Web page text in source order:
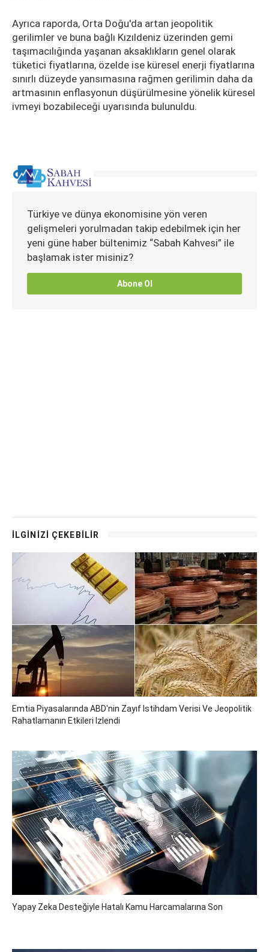
Ayrıca raporda, Orta Doğu'da artan jeopolitik
gerilimler ve buna bağlı Kızıldeniz üzerinden gemi
taşımacılığında yaşanan aksaklıkların genel olarak
tüketici fiyatlarına, özelde ise küresel enerji fiyatlarına
sınırlı düzeyde yansımasına rağmen gerilimin daha da
artmasının enflasyonun düşürülmesine yönelik küresel
ivmeyi bozabileceği uyarısında bulunuldu.
Türkiye ve dünya ekonomisine yön veren
gelişmeleri yorulmadan takip edebilmek için her
yeni güne haber bültenimiz “Sabah Kahvesi” ile
başlamak ister misiniz?
Abone Ol
İLGİNİZİ ÇEKEBİLİR
Emtia Piyasalarında ABD'nin Zayıf Istihdam Verisi Ve Jeopolitik
Rahatlamanın Etkileri Izlendi
Yapay Zeka Desteğiyle Hatalı Kamu Harcamalarına Son